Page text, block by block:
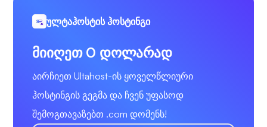
ულტაჰოსტის ჰოსტინგი
მიიღეთ 0 დოლარად
აირჩიეთ Ultahost-ის ყოველწლიური
ჰოსტინგის გეგმა და ჩვენ უფასოდ
შემოგთავაზებთ .com დომენს!